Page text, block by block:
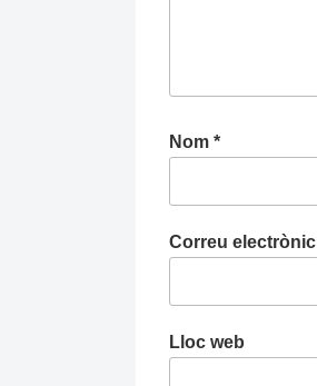
Nom *
Correu electrònic
Lloc web